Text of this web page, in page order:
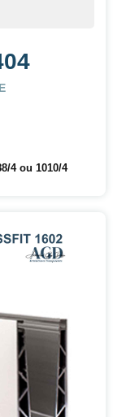
4 ou 1010/4